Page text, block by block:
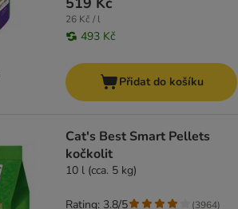
26 Kč / l
493 Kč
Přidat do košíku
Cat's Best Smart Pellets
kočkolit
10 l (cca. 5 kg)
Rating: 3.8/5 (3964)